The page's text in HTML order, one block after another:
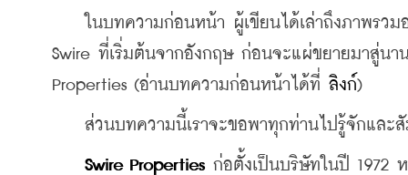
ในบทความก่อนหน้า ผู้เขียนได้เล่าถึงภาพรวมอ
Swire ที่เริ่มต้นจากอังกฤษ ก่อนจะแผ่ขยายมาสู่นา
Properties (อ่านบทความก่อนหน้าได้ที่ ลิงก์)
ส่วนบทความนี้เราจะขอพาทุกท่านไปรู้จักและสั
Swire Properties ก่อตั้งเป็นบริษัทในปี 1972 ห